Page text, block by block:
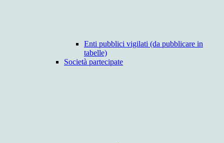
Enti pubblici vigilati (da pubblicare in
tabelle)
Società partecipate